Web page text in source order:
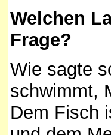
Welchen
Frage?
Wie sagte
schwimmt,
Dem Fisch